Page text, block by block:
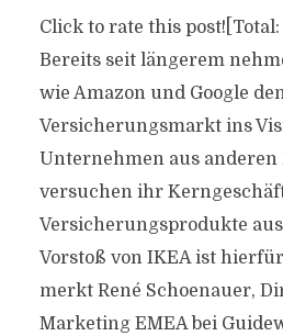
Click to rate this post![Total:
Bereits seit längerem
wie Amazon und Google
Versicherungsmarkt ins
Unternehmen aus anderen
versuchen ihr
Versicherungsprodukte
Vorstoß von IKEA ist
merkt René Schoenauer,
Marketing EMEA bei